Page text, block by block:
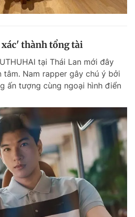
thành tổng tài
tại Thái Lan mới đây
tâm. Nam rapper gây chú ý bởi
ấn tượng cùng ngoại hình điển